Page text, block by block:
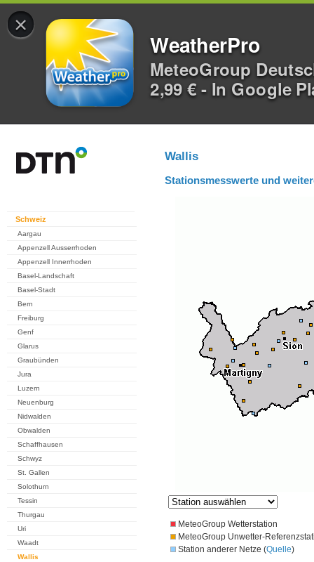
×
WeatherPro
MeteoGroup
2,99 € - In Google
Schweiz
Aargau
Appenzell Ausserrhoden
Appenzell Innerrhoden
Basel-Landschaft
Basel-Stadt
Bern
Freiburg
Genf
Glarus
Graubünden
Jura
Luzern
Neuenburg
Nidwalden
Obwalden
Schaffhausen
Schwyz
St. Gallen
Solothurn
Tessin
Thurgau
Uri
Waadt
Wallis
Wallis
Stationsmesswerte und
MeteoGroup Wetterstation
MeteoGroup Unwetter-
Station anderer Netze (Quelle)